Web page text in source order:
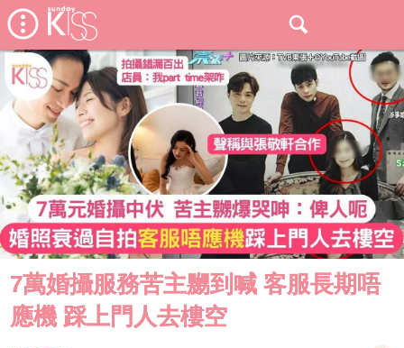
7萬婚攝服務苦主嬲到喊 客服長期唔
應機 踩上門人去樓空